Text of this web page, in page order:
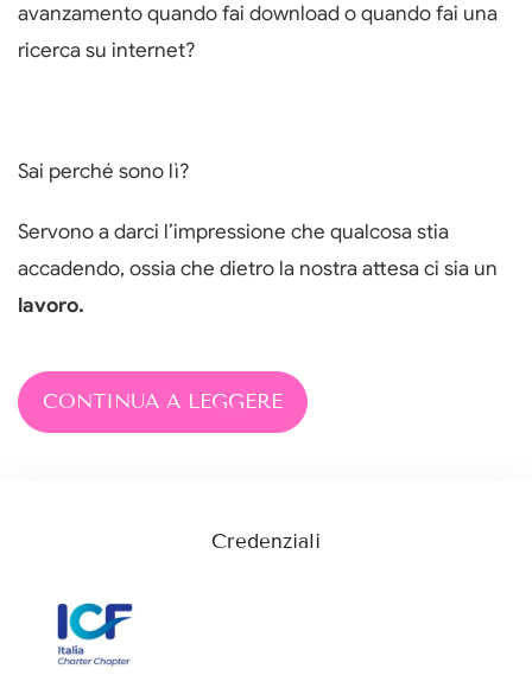
avanzamento quando fai download o quando fai una
ricerca su internet?
Sai perché sono lì?
Servono a darci l’impressione che qualcosa stia
accadendo, ossia che dietro la nostra attesa ci sia un
lavoro.
CONTINUA A LEGGERE
Credenziali